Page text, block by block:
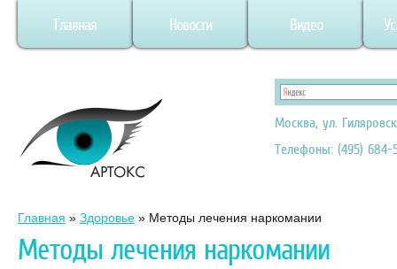
Главная Новости Видео
Москва, ул.
Телефоны: (495) 684-
Главная » Здоровье » Методы лечения наркомании
Методы лечения наркомании